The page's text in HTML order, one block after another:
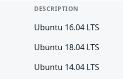
DESCRIPTION
Ubuntu 16.04 LTS
Ubuntu 18.04 LTS
Ubuntu 14.04 LTS